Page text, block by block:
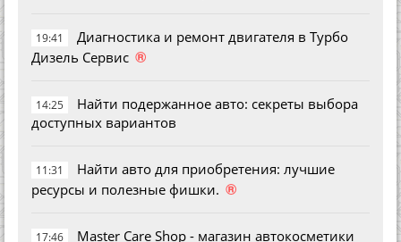
19:41
Диагностика и ремонт двигателя в Турбо
Дизель Сервис ®
14:25
Найти подержанное авто: секреты выбора
доступных вариантов
11:31
Найти авто для приобретения: лучшие
ресурсы и полезные фишки. ®
17:46
Master Care Shop - магазин автокосметики